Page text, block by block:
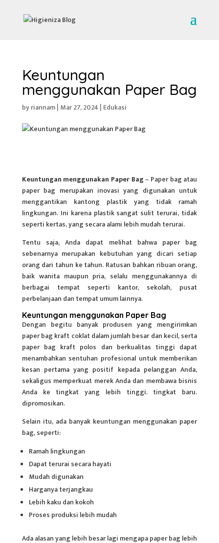
Keuntungan
menggunakan Paper Bag
byriannam| Mar 27, 2024 | Edukasi
Keuntungan menggunakan Paper Bag– Paper bag atau
paper bag merupakan inovasi yang digunakan untuk
menggantikan kantong plastik yang tidak ramah
lingkungan. Ini karena plastik sangat sulit terurai, tidak
seperti kertas, yang secara alami lebih mudah terurai.
Tentu saja, Anda dapat melihat bahwa paper bag
sebenarnya merupakan kebutuhan yang dicari setiap
orang dari tahun ke tahun. Ratusan bahkan ribuan orang,
baik wanita maupun pria, selalu menggunakannya di
berbagai tempat seperti kantor, sekolah, pusat
perbelanjaan dan tempat umum lainnya.
Keuntungan menggunakan Paper Bag
Dengan begitu banyak produsen yang mengirimkan
paper bag kraft coklat dalam jumlah besar dan kecil, serta
paper bag kraft polos dan berkualitas tinggi dapat
menambahkan sentuhan profesional untuk memberikan
kesan pertama yang positif kepada pelanggan Anda,
sekaligus memperkuat merek Anda dan membawa bisnis
Anda ke tingkat yang lebih tinggi. tingkat baru.
dipromosikan.
Selain itu, ada banyak keuntungan menggunakan paper
bag, seperti:
Ramah lingkungan
Dapat terurai secara hayati
Mudah digunakan
Harganya terjangkau
Lebih kaku dan kokoh
Proses produksi lebih mudah
Ada alasan yang lebih besar lagi mengapa paper bag lebih